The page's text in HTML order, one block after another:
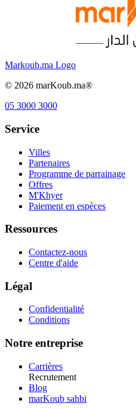
Markoub.ma Logo
© 2026 marKoub.ma®
05 3000 3000
Service
Villes
Partenaires
Programme de parrainage
Offres
M'Khyer
Paiement en espèces
Ressources
Contactez-nous
Centre d'aide
Légal
Confidentialité
Conditions
Notre entreprise
Carrières
Recrutement
Blog
marKoub sahbi